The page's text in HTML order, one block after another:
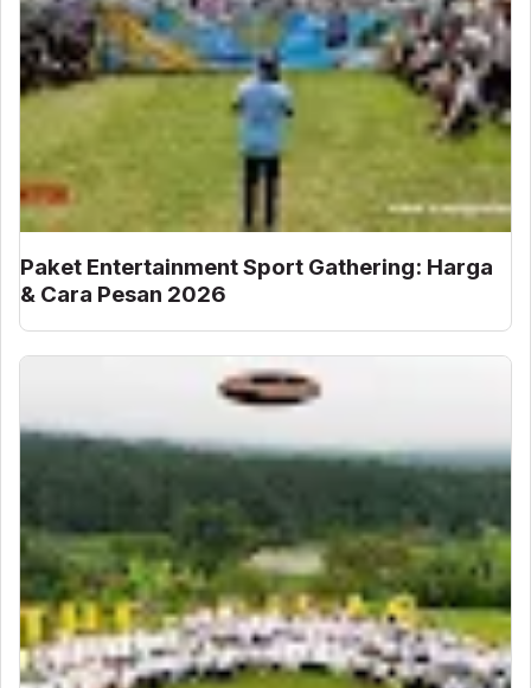
Paket Entertainment Sport Gathering: Harga
& Cara Pesan 2026